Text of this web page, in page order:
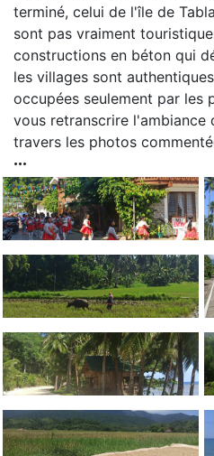
terminé, celui de l'île de
sont pas vraiment
constructions en béton qui
les villages sont
occupées seulement par les
vous retranscrire l'ambiance
travers les photos